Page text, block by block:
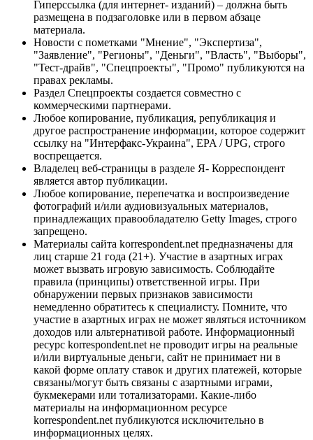
Гиперссылка (для интернет- изданий) – должна быть
размещена в подзаголовке или в первом абзаце
материала.
Новости с пометками "Мнение", "Экспертиза",
"Заявление", "Регионы", "Деньги", "Власть", "Выборы",
"Тест-драйв", "Спецпроекты", "Промо" публикуются на
правах рекламы.
Раздел Спецпроекты создается совместно с
коммерческими партнерами.
Любое копирование, публикация, републикация и
другое распространение информации, которое содержит
ссылку на "Интерфакс-Украина", EPA / UPG, строго
воспрещается.
Владелец веб-страницы в разделе Я- Корреспондент
является автор публикации.
Любое копирование, перепечатка и воспроизведение
фотографий и/или аудиовизуальных материалов,
принадлежащих правообладателю Getty Images, строго
запрещено.
Материалы сайта korrespondent.net предназначены для
лиц старше 21 года (21+). Участие в азартных играх
может вызвать игровую зависимость. Соблюдайте
правила (принципы) ответственной игры. При
обнаружении первых признаков зависимости
немедленно обратитесь к специалисту. Помните, что
участие в азартных играх не может являться источником
доходов или альтернативой работе. Информационный
ресурс korrespondent.net не проводит игры на реальные
и/или виртуальные деньги, сайт не принимает ни в
какой форме оплату ставок и других платежей, которые
связаны/могут быть связаны с азартными играми,
букмекерами или тотализаторами. Какие-либо
материалы на информационном ресурсе
korrespondent.net публикуются исключительно в
информационных целях.